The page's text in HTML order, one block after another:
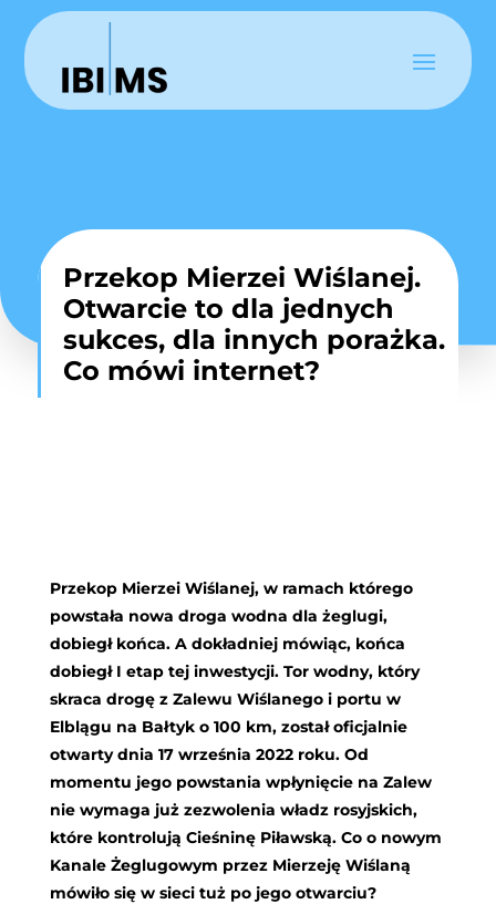
Przekop Mierzei Wiślanej.
Otwarcie to dla jednych
sukces, dla innych porażka.
Co mówi internet?
Przekop Mierzei Wiślanej, w ramach którego
powstała nowa droga wodna dla żeglugi,
dobiegł końca. A dokładniej mówiąc, końca
dobiegł I etap tej inwestycji. Tor wodny, który
skraca drogę z Zalewu Wiślanego i portu w
Elblągu na Bałtyk o 100 km, został oficjalnie
otwarty dnia 17 września 2022 roku. Od
momentu jego powstania wpłynięcie na Zalew
nie wymaga już zezwolenia władz rosyjskich,
które kontrolują Cieśninę Piławską. Co o nowym
Kanale Żeglugowym przez Mierzeję Wiślaną
mówiło się w sieci tuż po jego otwarciu?